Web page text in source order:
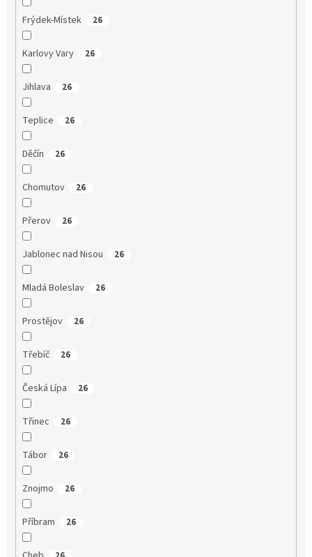
Frýdek-Místek 26
Karlovy Vary 26
Jihlava 26
Teplice 26
Děčín 26
Chomutov 26
Přerov 26
Jablonec nad Nisou 26
Mladá Boleslav 26
Prostějov 26
Třebíč 26
Česká Lípa 26
Třinec 26
Tábor 26
Znojmo 26
Příbram 26